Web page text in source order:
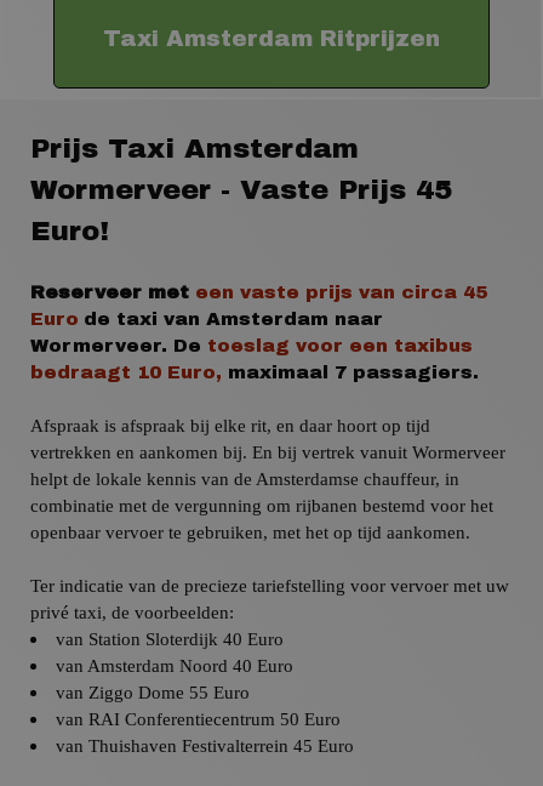
Taxi Amsterdam Ritprijzen
Prijs Taxi Amsterdam
Wormerveer - Vaste Prijs 45
Euro!
Reserveer met een vaste prijs van circa 45
Euro de taxi van Amsterdam naar
Wormerveer. De toeslag voor een taxibus
bedraagt 10 Euro, maximaal 7 passagiers.
Afspraak is afspraak bij elke rit, en daar hoort op tijd
vertrekken en aankomen bij. En bij vertrek vanuit Wormerveer
helpt de lokale kennis van de Amsterdamse chauffeur, in
combinatie met de vergunning om rijbanen bestemd voor het
openbaar vervoer te gebruiken, met het op tijd aankomen.
Ter indicatie van de precieze tariefstelling voor vervoer met uw
privé taxi, de voorbeelden:
van Station Sloterdijk 40 Euro
van Amsterdam Noord 40 Euro
van Ziggo Dome 55 Euro
van RAI Conferentiecentrum 50 Euro
van Thuishaven Festivalterrein 45 Euro